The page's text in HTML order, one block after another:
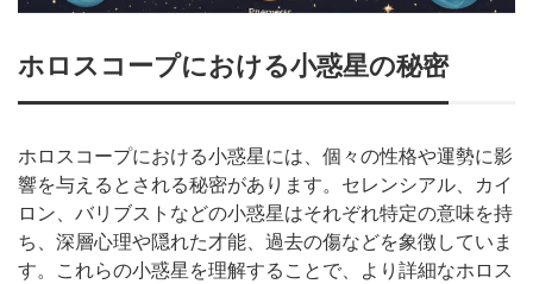
ホロスコープにおける小惑星の秘密
ホロスコープにおける小惑星には、個々の性格や運勢に影
響を与えるとされる秘密があります。セレンシアル、カイ
ロン、バリブストなどの小惑星はそれぞれ特定の意味を持
ち、深層心理や隠れた才能、過去の傷などを象徴していま
す。これらの小惑星を理解することで、より詳細なホロス